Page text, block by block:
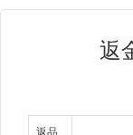
返
返品